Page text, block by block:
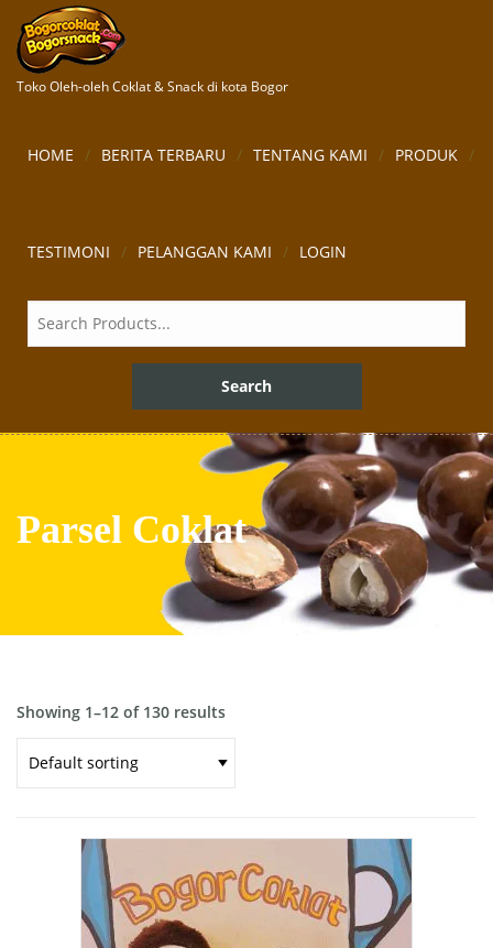
Toko Oleh-oleh Coklat & Snack di kota Bogor
HOME BERITA TERBARU TENTANG KAMI PRODUK
TESTIMONI PELANGGAN KAMI LOGIN
Parsel Coklat
Showing 1–12 of 130 results